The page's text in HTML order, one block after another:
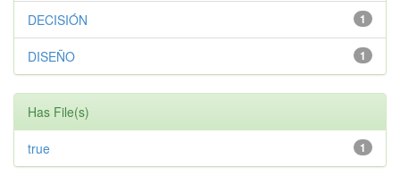
1
DECISIÓN
1
DISEÑO
Has File(s)
1
true